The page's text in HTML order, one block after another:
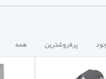
پرفروشترین همه